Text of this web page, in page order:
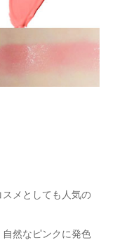
メとしても人気の
然なピンクに発色